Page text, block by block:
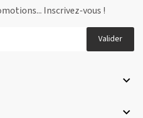
Inscrivez-vous !
Valider

